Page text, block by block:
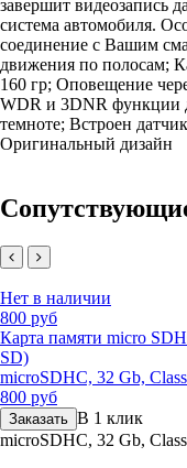
завершит видеозапись
система автомобиля.
соединение с Вашим
движения по полосам;
160 гр; Оповещение
WDR и 3DNR функции
темноте; Встроен
Оригинальный дизайн
Нет в наличии
800 руб
Карта памяти micro
SD)
microSDHC, 32 Gb,
800 руб
Заказать В 1 клик
microSDHC, 32 Gb,